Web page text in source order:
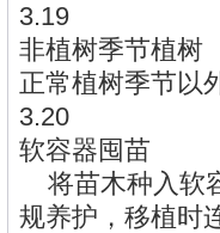
3.19
非植树季节植树
正常植树季节以
3.20
软容器囤苗
将苗木种入软
规养护，移植时